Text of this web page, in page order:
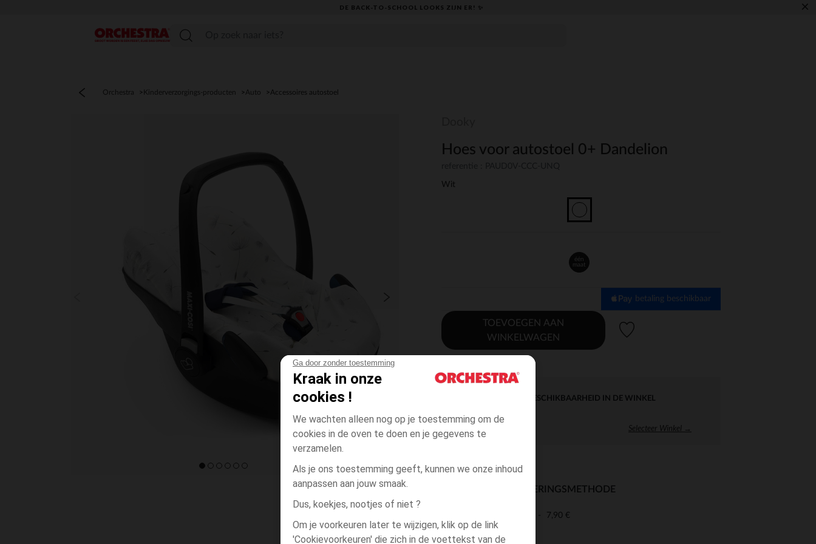
Ga door zonder toestemming
Kraak in onze
cookies !
We wachten alleen nog op je toestemming om de
cookies in de oven te doen en je gegevens te
verzamelen.
Als je ons toestemming geeft, kunnen we onze inhoud
aanpassen aan jouw smaak.
Dus, koekjes, nootjes of niet ?
Om je voorkeuren later te wijzigen, klik op de link
'Cookievoorkeuren' die zich in de voettekst van de
DE BACK-TO-SCHOOL LOOKS ZIJN ER! ✨ ×
menu
Orchestra Kinderverzorgings-producten Auto Accessoires autostoel
Hoes voor autostoel 0+ Dandelion
Wit
één
maat
betaling beschikbaar
TOEVOEGEN AAN
WINKELWAGEN
DIRECTE BESCHIKBAARHEID IN DE WINKEL
Selecteer Winkel →
BESCHIKBAARE LEVERINGSMETHODE
7,90 €
2 tot 4 dagen